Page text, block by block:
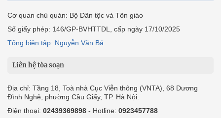
Cơ quan chủ quản: Bộ Dân tộc và Tôn giáo
Số giấy phép: 146/GP-BVHTTDL, cấp ngày 17/10/2025
Tổng biên tập: Nguyễn Văn Bá
Liên hệ tòa soạn
Địa chỉ: Tầng 18, Toà nhà Cục Viễn thông (VNTA), 68 Dương
Đình Nghệ, phường Cầu Giấy, TP. Hà Nội.
Điện thoại: 02439369898 - Hotline: 0923457788